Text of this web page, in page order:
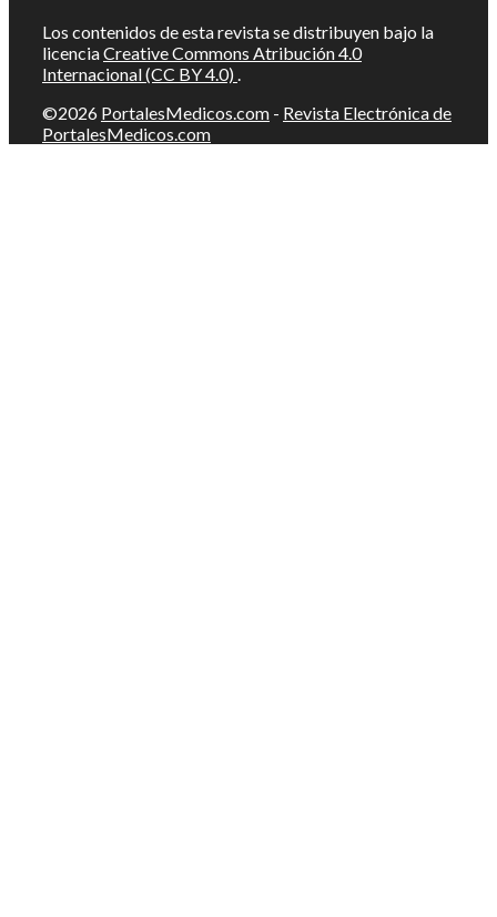
Los contenidos de esta revista se distribuyen bajo la
licenciaCreative Commons Atribución 4.0
Internacional (CC BY 4.0) .
©2026 PortalesMedicos.com - Revista Electrónica de
PortalesMedicos.com